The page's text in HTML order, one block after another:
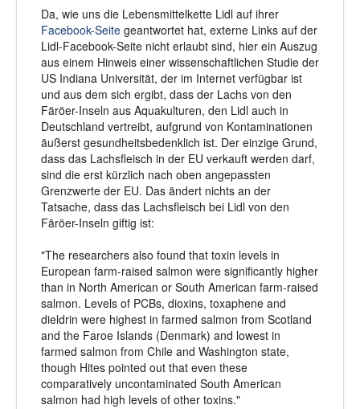
Da, wie uns die Lebensmittelkette Lidl auf ihrer
Facebook-Seite geantwortet hat, externe Links auf der
Lidl-Facebook-Seite nicht erlaubt sind, hier ein Auszug
aus einem Hinweis einer wissenschaftlichen Studie der
US Indiana Universität, der im Internet verfügbar ist
und aus dem sich ergibt, dass der Lachs von den
Färöer-Inseln aus Aquakulturen, den Lidl auch in
Deutschland vertreibt, aufgrund von Kontaminationen
äußerst gesundheitsbedenklich ist. Der einzige Grund,
dass das Lachsfleisch in der EU verkauft werden darf,
sind die erst kürzlich nach oben angepassten
Grenzwerte der EU. Das ändert nichts an der
Tatsache, dass das Lachsfleisch bei Lidl von den
Färöer-Inseln giftig ist:
"The researchers also found that toxin levels in
European farm-raised salmon were significantly higher
than in North American or South American farm-raised
salmon. Levels of PCBs, dioxins, toxaphene and
dieldrin were highest in farmed salmon from Scotland
and the Faroe Islands (Denmark) and lowest in
farmed salmon from Chile and Washington state,
though Hites pointed out that even these
comparatively uncontaminated South American
salmon had high levels of other toxins."